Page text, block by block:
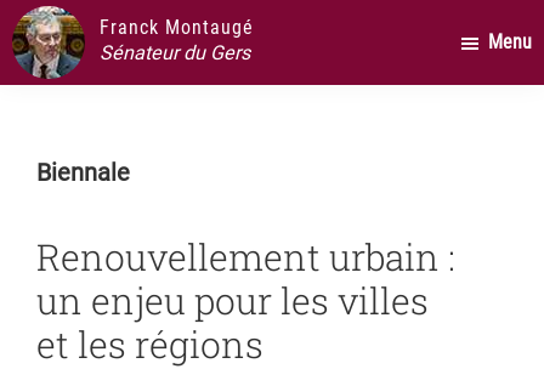
Passer
au
contenu
Passer
la
latérale
Passer
au
pied
page
Franck Montaugé
Sénateur du Gers
Menu
Biennale
Renouvellement urbain :
un enjeu pour les villes
et les régions